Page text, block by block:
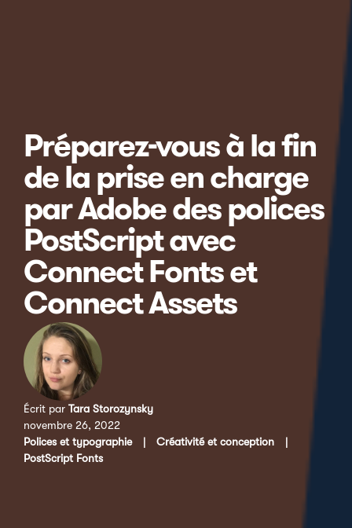
Préparez-vous à la fin
de la prise en charge
par Adobe des polices
PostScript avec
Connect Fonts et
Connect Assets
Écrit par Tara Storozynsky
novembre 26, 2022
Polices et typographie
| Créativité et conception
|
PostScript Fonts